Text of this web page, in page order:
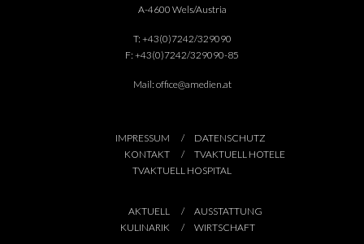
A-4600 Wels/Austria
T: +43(0)7242/329090
F: +43(0)7242/329090-85
Mail: office@amedien.at
IMPRESSUM
DATENSCHUTZ
KONTAKT
TVAKTUELL HOTELE
TVAKTUELL HOSPITAL
AKTUELL
AUSSTATTUNG
KULINARIK
WIRTSCHAFT